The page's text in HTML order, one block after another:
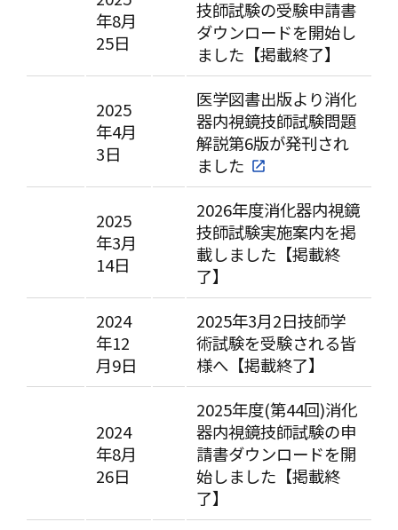
年8月
25日
技師試験の受験申請書
ダウンロードを開始し
ました【掲載終了】
2025
年4月
3日
医学図書出版より消化
器内視鏡技師試験問題
解説第6版が発刊され
ました
2025
年3月
14日
2026年度消化器内視鏡
技師試験実施案内を掲
載しました【掲載終
了】
2024
年12
月9日
2025年3月2日技師学
術試験を受験される皆
様へ【掲載終了】
2024
年8月
26日
2025年度(第44回)消化
器内視鏡技師試験の申
請書ダウンロードを開
始しました【掲載終
了】